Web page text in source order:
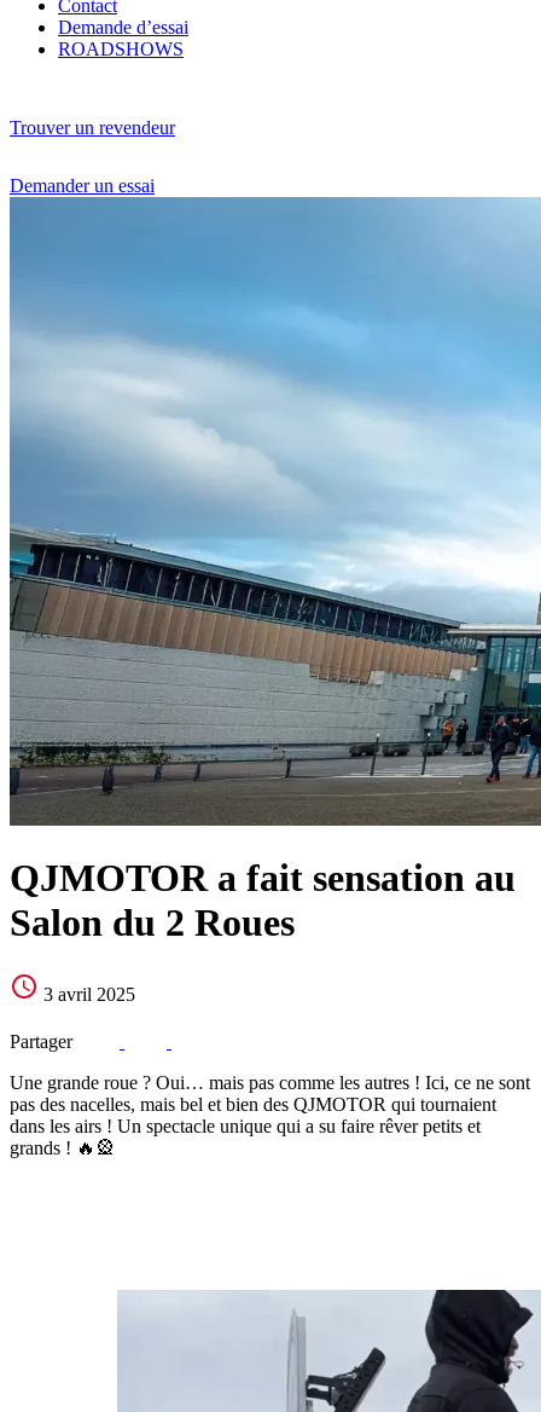
Contact
Demande d’essai
ROADSHOWS
Trouver un revendeur
Demander un essai
QJMOTOR a fait sensation au
Salon du 2 Roues
3 avril 2025
Partager
Une grande roue ? Oui… mais pas comme les autres ! Ici, ce ne sont
pas des nacelles, mais bel et bien des QJMOTOR qui tournaient
dans les airs ! Un spectacle unique qui a su faire rêver petits et
grands ! 🔥🎡